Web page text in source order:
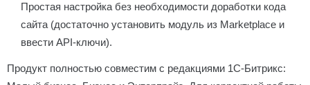
Простая настройка без необходимости доработки кода
сайта (достаточно установить модуль из Marketplace и
ввести API-ключи).
Продукт полностью совместим с редакциями 1С-Битрикс: